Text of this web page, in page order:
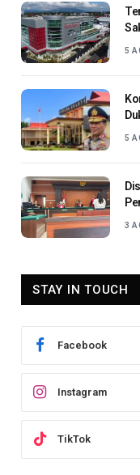
5
5
3
STAY IN TOUCH
Facebook
Instagram
TikTok